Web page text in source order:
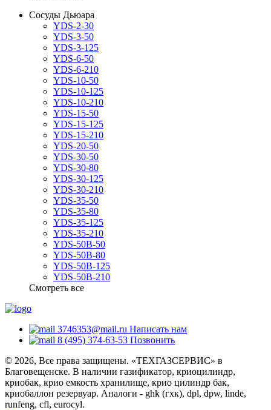
Сосуды Дьюара
YDS-2-30
YDS-3-50
YDS-3-125
YDS-6-50
YDS-6-210
YDS-10-50
YDS-10-125
YDS-10-210
YDS-15-50
YDS-15-125
YDS-15-210
YDS-20-50
YDS-30-50
YDS-30-80
YDS-30-125
YDS-30-210
YDS-35-50
YDS-35-80
YDS-35-125
YDS-35-210
YDS-50B-50
YDS-50B-80
YDS-50B-125
YDS-50B-210
Смотреть все
3746353@mail.ru Написать нам
8 (495) 374-63-53 Позвонить
© 2026, Все права защищены. «ТЕХГАЗСЕРВИС» в
Благовещенске. В наличии газификатор, криоцилиндр,
криобак, крио емкость хранилище, крио цилиндр бак,
криобаллон резервуар. Аналоги - ghk (гхк), dpl, dpw, linde,
runfeng, cfl, eurocyl.